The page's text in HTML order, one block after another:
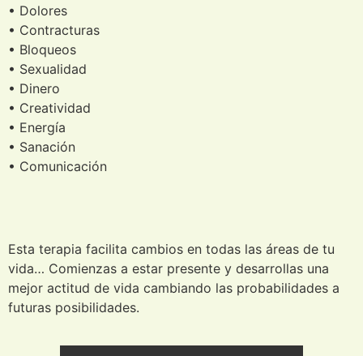
• Dolores
• Contracturas
• Bloqueos
• Sexualidad
• Dinero
• Creatividad
• Energía
• Sanación
• Comunicación
Esta terapia facilita cambios en todas las áreas de tu
vida… Comienzas a estar presente y desarrollas una
mejor actitud de vida cambiando las probabilidades a
futuras posibilidades.